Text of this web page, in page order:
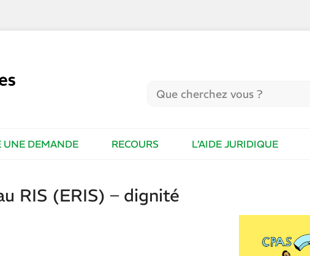
UNE DEMANDE RECOURS L’AIDE JURIDIQUE
RIS (ERIS) – dignité